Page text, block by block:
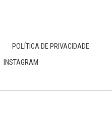
POLÍTICA DE PRIVACIDADE
INSTAGRAM